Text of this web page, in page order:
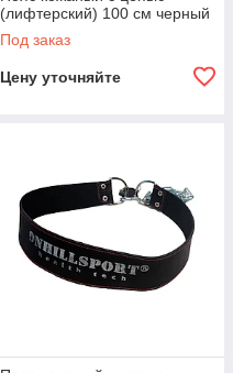
(лифтерский) 100 см черный
Под заказ
Цену уточняйте